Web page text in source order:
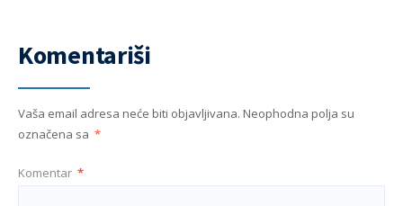
Komentariši
Vaša email adresa neće biti objavljivana. Neophodna polja su
označena sa *
Komentar *